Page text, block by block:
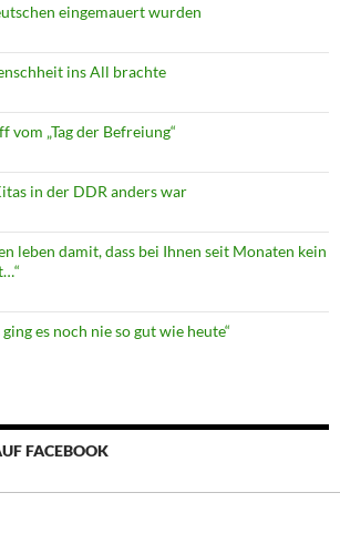
eingemauert wurden
ins All brachte
„Tag der Befreiung“
in der DDR anders war
leben damit, dass bei Ihnen seit Monaten kein
es noch nie so gut wie heute“
FACEBOOK